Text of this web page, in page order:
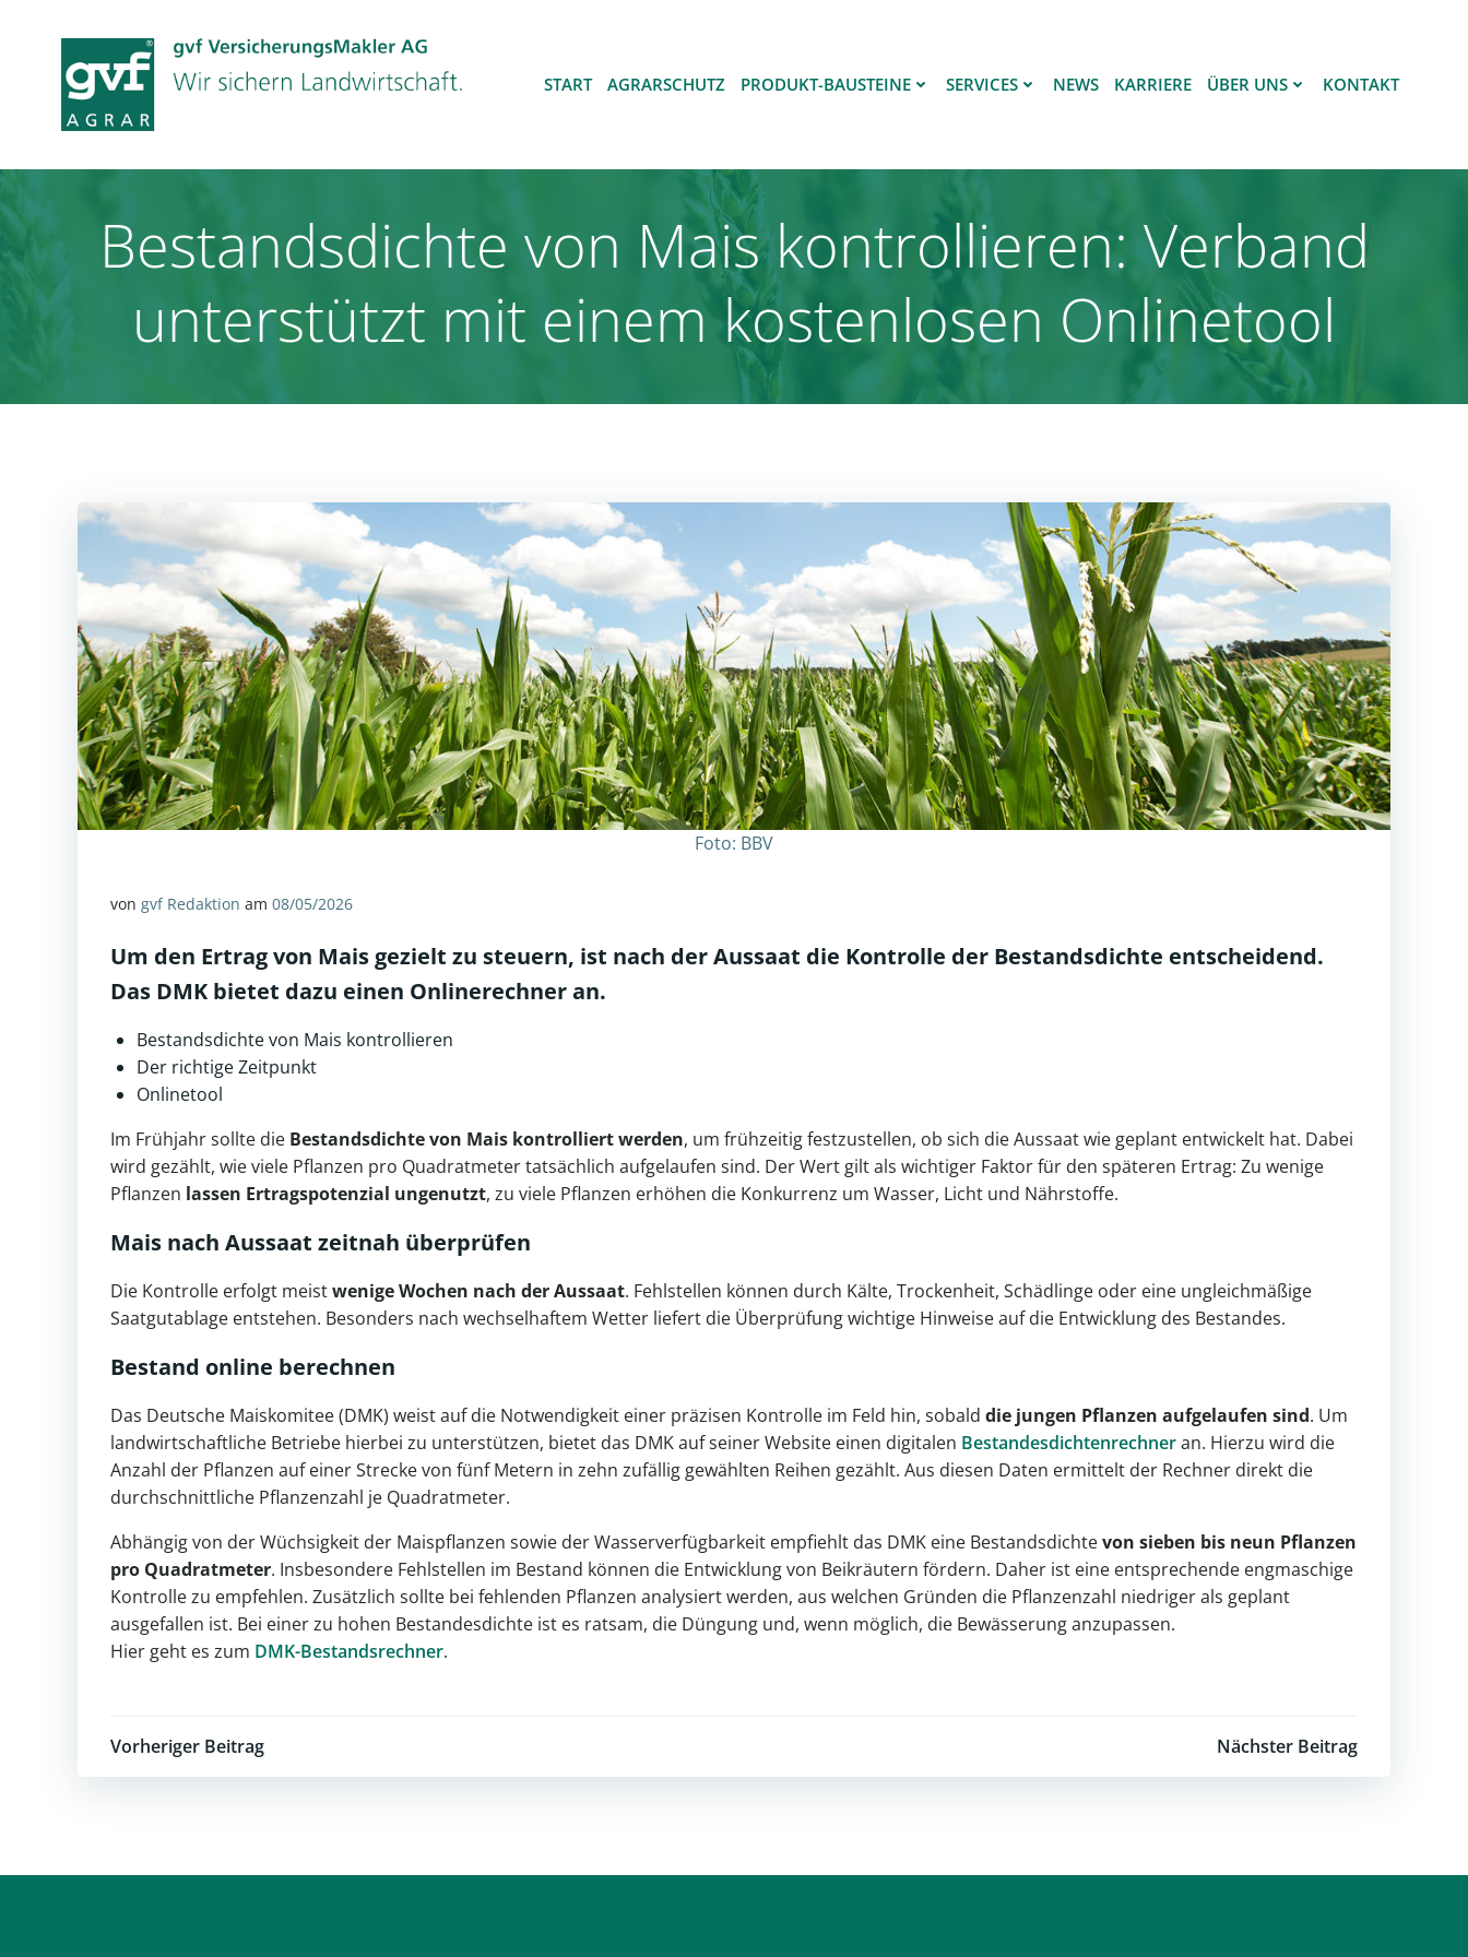
springen
START AGRARSCHUTZ PRODUKT-BAUSTEINE SERVICES NEWS KARRIERE ÜBER UNS KONTAKT
Bestandsdichte von Mais kontrollieren: Verband
unterstützt mit einem kostenlosen Onlinetool
Foto: BBV
von gvf Redaktion am 08/05/2026
Um den Ertrag von Mais gezielt zu steuern, ist nach der Aussaat die Kontrolle der Bestandsdichte entscheidend.
Das DMK bietet dazu einen Onlinerechner an.
Bestandsdichte von Mais kontrollieren
Der richtige Zeitpunkt
Onlinetool
Im Frühjahr sollte die Bestandsdichte von Mais kontrolliert werden, um frühzeitig festzustellen, ob sich die Aussaat wie geplant entwickelt hat. Dabei
wird gezählt, wie viele Pflanzen pro Quadratmeter tatsächlich aufgelaufen sind. Der Wert gilt als wichtiger Faktor für den späteren Ertrag: Zu wenige
Pflanzen lassen Ertragspotenzial ungenutzt, zu viele Pflanzen erhöhen die Konkurrenz um Wasser, Licht und Nährstoffe.
Mais nach Aussaat zeitnah überprüfen
Die Kontrolle erfolgt meistwenige Wochen nach der Aussaat. Fehlstellen können durch Kälte, Trockenheit, Schädlinge oder eine ungleichmäßige
Saatgutablage entstehen. Besonders nach wechselhaftem Wetter liefert die Überprüfung wichtige Hinweise auf die Entwicklung des Bestandes.
Bestand online berechnen
Das Deutsche Maiskomitee (DMK) weist auf die Notwendigkeit einer präzisen Kontrolle im Feld hin, sobald die jungen Pflanzen aufgelaufen sind. Um
landwirtschaftliche Betriebe hierbei zu unterstützen, bietet das DMK auf seiner Website einen digitalen Bestandesdichtenrechneran. Hierzu wird die
Anzahl der Pflanzen auf einer Strecke von fünf Metern in zehn zufällig gewählten Reihen gezählt. Aus diesen Daten ermittelt der Rechner direkt die
durchschnittliche Pflanzenzahl je Quadratmeter.
Abhängig von der Wüchsigkeit der Maispflanzen sowie der Wasserverfügbarkeit empfiehlt das DMK eine Bestandsdichtevon sieben bis neun Pflanzen
pro Quadratmeter. Insbesondere Fehlstellen im Bestand können die Entwicklung von Beikräutern fördern. Daher ist eine entsprechende engmaschige
Kontrolle zu empfehlen. Zusätzlich sollte bei fehlenden Pflanzen analysiert werden, aus welchen Gründen die Pflanzenzahl niedriger als geplant
ausgefallen ist. Bei einer zu hohen Bestandesdichte ist es ratsam, die Düngung und, wenn möglich, die Bewässerung anzupassen.
Hier geht es zum DMK-Bestandsrechner.
Post
Vorheriger Beitrag Nächster Beitrag